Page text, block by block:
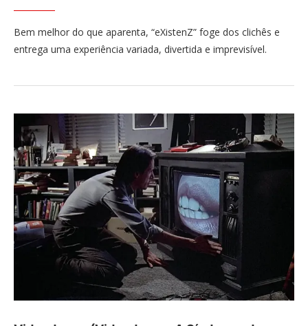
Bem melhor do que aparenta, “eXistenZ” foge dos clichês e
entrega uma experiência variada, divertida e imprevisível.